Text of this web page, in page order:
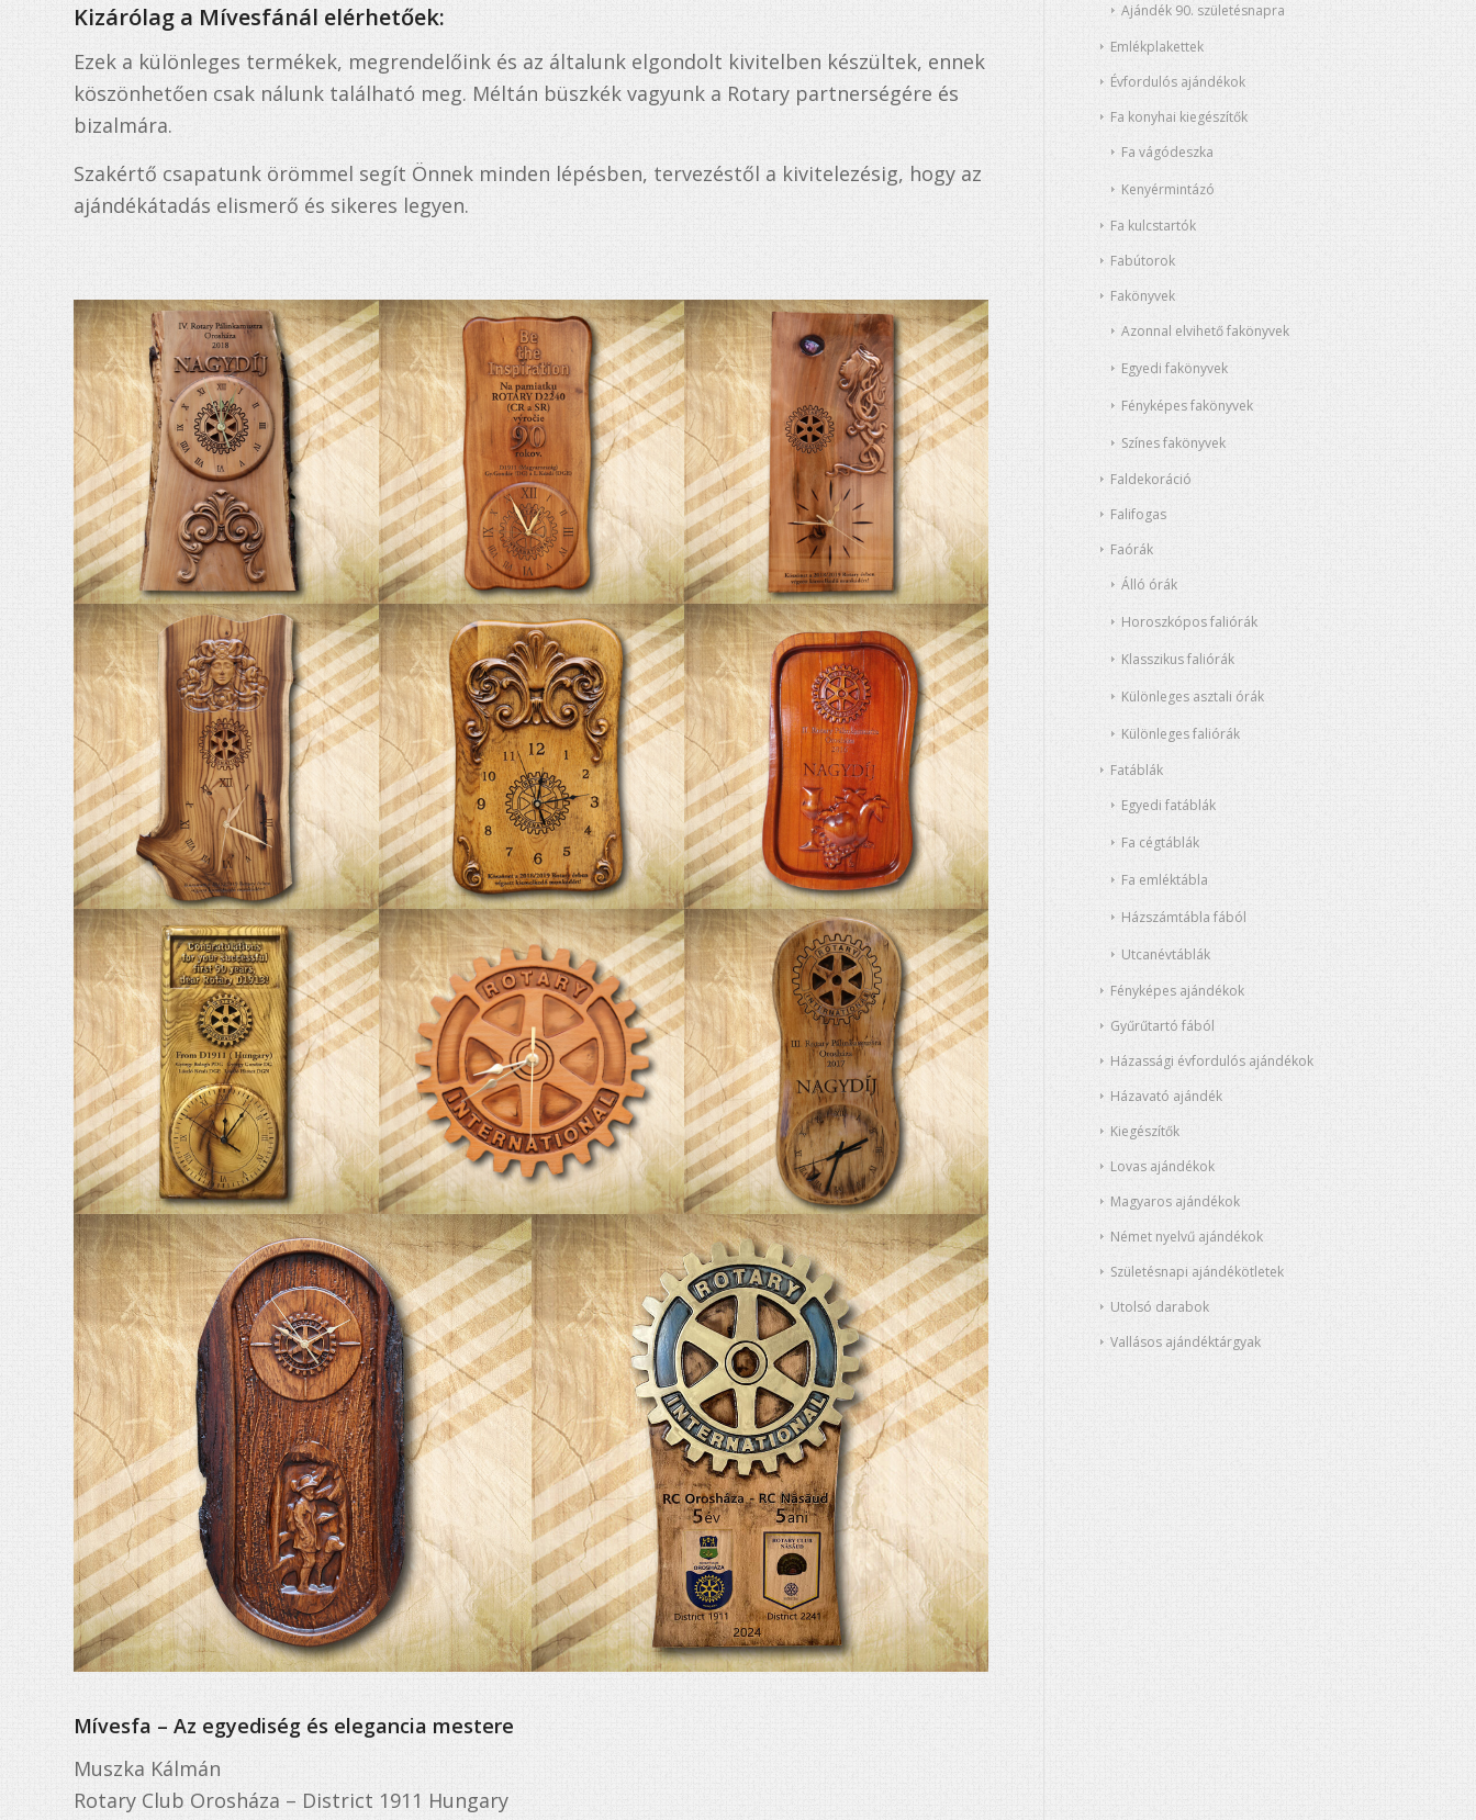
Kizárólag a Mívesfánál elérhetőek:
Ezek a különleges termékek, megrendelőink és az általunk elgondolt kivitelben készültek, ennek
köszönhetően csak nálunk található meg. Méltán büszkék vagyunk a Rotary partnerségére és
bizalmára.
Szakértő csapatunk örömmel segít Önnek minden lépésben, tervezéstől a kivitelezésig, hogy az
ajándékátadás elismerő és sikeres legyen.
Mívesfa – Az egyediség és elegancia mestere
Muszka Kálmán
Rotary Club Orosháza – District 1911 Hungary
Ajándék 90. születésnapra
Emlékplakettek
Évfordulós ajándékok
Fa konyhai kiegészítők
Fa vágódeszka
Kenyérmintázó
Fa kulcstartók
Fabútorok
Fakönyvek
Azonnal elvihető fakönyvek
Egyedi fakönyvek
Fényképes fakönyvek
Színes fakönyvek
Faldekoráció
Falifogas
Faórák
Álló órák
Horoszkópos faliórák
Klasszikus faliórák
Különleges asztali órák
Különleges faliórák
Fatáblák
Egyedi fatáblák
Fa cégtáblák
Fa emléktábla
Házszámtábla fából
Utcanévtáblák
Fényképes ajándékok
Gyűrűtartó fából
Házassági évfordulós ajándékok
Házavató ajándék
Kiegészítők
Lovas ajándékok
Magyaros ajándékok
Német nyelvű ajándékok
Születésnapi ajándékötletek
Utolsó darabok
Vallásos ajándéktárgyak